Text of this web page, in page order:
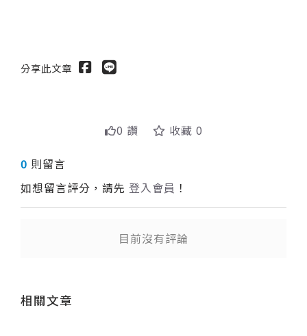
分享此文章
0 讚 收藏 0
0 則留言
如想留言評分，請先 登入會員 ！
目前沒有評論
相關文章